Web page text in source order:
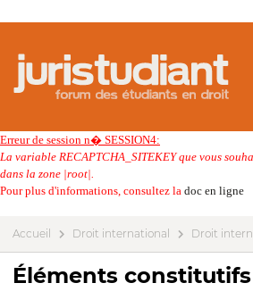
Erreur de session n� SESSION4:
La variable RECAPTCHA_SITEKEY que vous
dans la zone |root|.
Pour plus d'informations, consultez la doc en ligne
Accueil Droit international Droit
Éléments